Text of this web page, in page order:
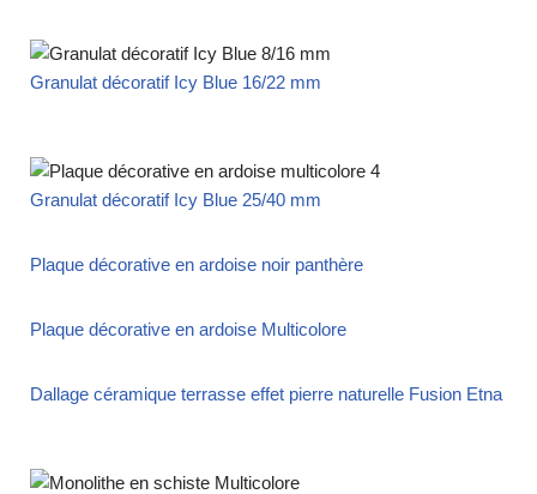
Granulat décoratif Icy Blue 16/22 mm
Granulat décoratif Icy Blue 25/40 mm
Plaque décorative en ardoise noir panthère
Plaque décorative en ardoise Multicolore
Dallage céramique terrasse effet pierre naturelle Fusion Etna